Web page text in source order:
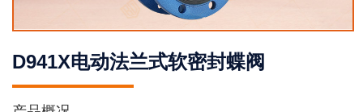
D941X电动法兰式软密封蝶阀